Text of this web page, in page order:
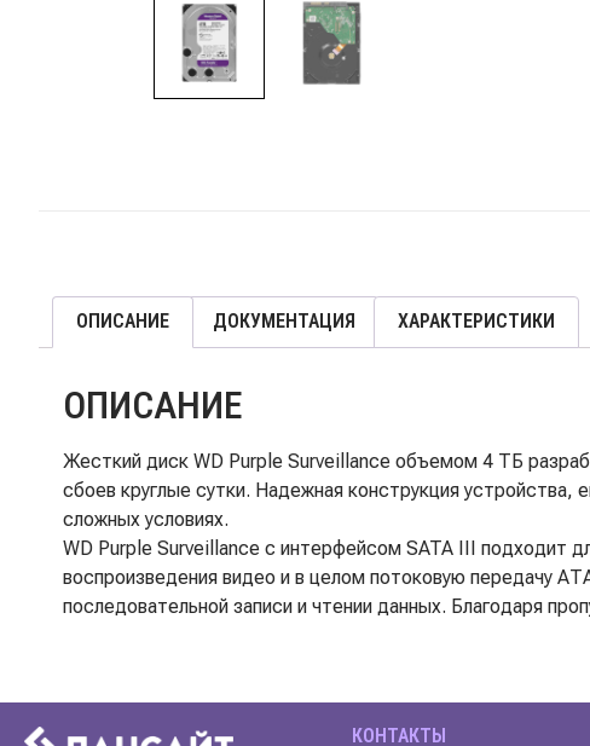
ОПИСАНИЕ ДОКУМЕНТАЦИЯ ХАРАКТЕРИСТИКИ
ОПИСАНИЕ
Жесткий диск WD Purple Surveillance объемом 4 ТБ
сбоев круглые сутки. Надежная конструкция
сложных условиях.
WD Purple Surveillance с интерфейсом SATA III подходит
воспроизведения видео и в целом потоковую передачу
последовательной записи и чтении данных. Благодаря
КОНТАКТЫ